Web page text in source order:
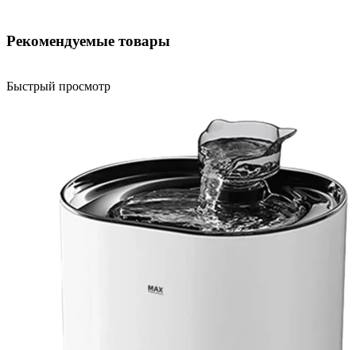
Рекомендуемые товары
Быстрый просмотр